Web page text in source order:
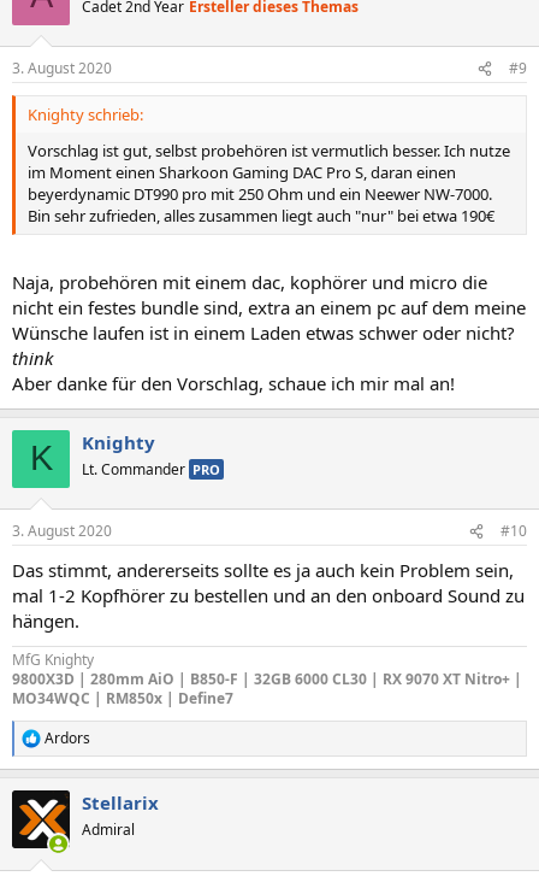
e
n
Cadet 2nd Year Ersteller dieses Themas
3. August 2020 #9
Knighty schrieb:
Vorschlag ist gut, selbst probehören ist vermutlich besser. Ich nutze
im Moment einen Sharkoon Gaming DAC Pro S, daran einen
beyerdynamic DT990 pro mit 250 Ohm und ein Neewer NW-7000.
Bin sehr zufrieden, alles zusammen liegt auch "nur" bei etwa 190€
Naja, probehören mit einem dac, kophörer und micro die
nicht ein festes bundle sind, extra an einem pc auf dem meine
Wünsche laufen ist in einem Laden etwas schwer oder nicht?
think
Aber danke für den Vorschlag, schaue ich mir mal an!
K Knighty
Lt. Commander PRO
3. August 2020 #10
Das stimmt, andererseits sollte es ja auch kein Problem sein,
mal 1-2 Kopfhörer zu bestellen und an den onboard Sound zu
hängen.
MfG Knighty
9800X3D | 280mm AiO | B850-F | 32GB 6000 CL30 | RX 9070 XT Nitro+ |
MO34WQC | RM850x | Define7
R
e
k
t
Ardors
Stellarix
Admiral